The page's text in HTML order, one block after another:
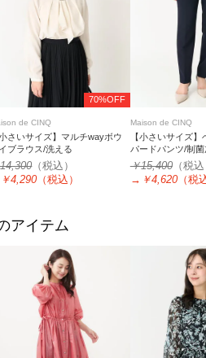
70%OFF
de CINQ
小さいサイズ】マルチwayボウ
ブラウス/洗える
（税込）
￥4,290 （税込）
Maison de CINQ
【小さいサイズ
パードパンツ/制
ットアップ対応
￥15,400（税
→ ￥4,620（税
アイテム